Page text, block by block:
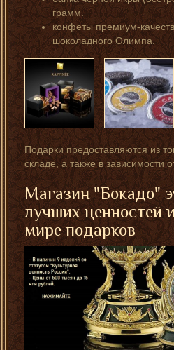
грамм.
конфеты премиум-
шоколадного Олимпа.
Подарки предоставляются из
складе, а также в зависимости
Магазин "Бокадо"
лучших ценностей
мире подарков